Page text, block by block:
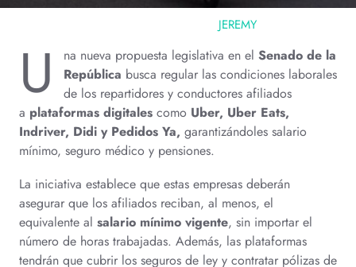
JEREMY
U na nueva propuesta legislativa en el Senado de la
República busca regular las condiciones laborales
de los repartidores y conductores afiliados
a plataformas digitales como Uber, Uber Eats,
Indriver, Didi y Pedidos Ya, garantizándoles salario
mínimo, seguro médico y pensiones.
La iniciativa establece que estas empresas deberán
asegurar que los afiliados reciban, al menos, el
equivalente al salario mínimo vigente, sin importar el
número de horas trabajadas. Además, las plataformas
tendrán que cubrir los seguros de ley y contratar pólizas de